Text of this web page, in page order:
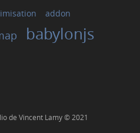
addon
babylonjs
de Vincent Lamy © 2021